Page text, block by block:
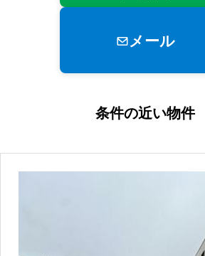
メール
条件の近い物件